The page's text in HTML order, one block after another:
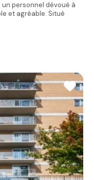
personnel dévoué à
et agréable. Situé